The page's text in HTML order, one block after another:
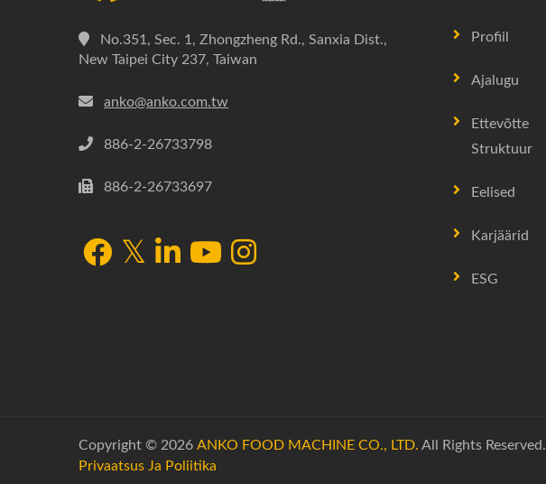
No.351, Sec. 1, Zhongzheng Rd., Sanxia Dist.,
New Taipei City 237, Taiwan
anko@anko.com.tw
886-2-26733798
886-2-26733697
Profiil
Ajalugu
Ettevõtte
Struktuur
Eelised
Karjäärid
ESG
Copyright © 2026 ANKO FOOD MACHINE CO., LTD. All Rights Reserved.
Privaatsus Ja Poliitika